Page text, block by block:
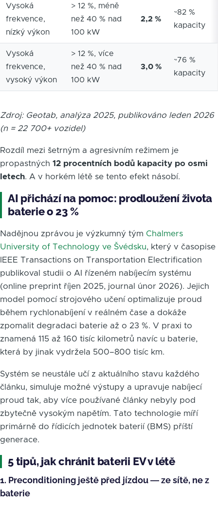
Vysoká
frekvence,
nízký výkon
> 12 %, méně
než 40 % nad
100 kW
2,2 %
~82 %
kapacity
Vysoká
frekvence,
vysoký výkon
> 12 %, více
než 40 % nad
100 kW
3,0 %
~76 %
kapacity
Zdroj: Geotab, analýza 2025, publikováno leden 2026
(n = 22 700+ vozidel)
Rozdíl mezi šetrným a agresivním režimem je
propastných 12 procentních bodů kapacity po osmi
letech. A v horkém létě se tento efekt násobí.
AI přichází na pomoc: prodloužení života
baterie o 23 %
Nadějnou zprávou je výzkumný tým Chalmers
University of Technology ve Švédsku, který v časopise
IEEE Transactions on Transportation Electrification
publikoval studii o AI řízeném nabíjecím systému
(online preprint říjen 2025, journal únor 2026). Jejich
model pomocí strojového učení optimalizuje proud
během rychlonabíjení v reálném čase a dokáže
zpomalit degradaci baterie až o 23 %. V praxi to
znamená 115 až 160 tisíc kilometrů navíc u baterie,
která by jinak vydržela 500–800 tisíc km.
Systém se neustále učí z aktuálního stavu každého
článku, simuluje možné výstupy a upravuje nabíjecí
proud tak, aby více používané články nebyly pod
zbytečně vysokým napětím. Tato technologie míří
primárně do řídicích jednotek baterií (BMS) příští
generace.
5 tipů, jak chránit baterii EV v létě
1. Preconditioning ještě před jízdou — ze sítě, ne z
baterie